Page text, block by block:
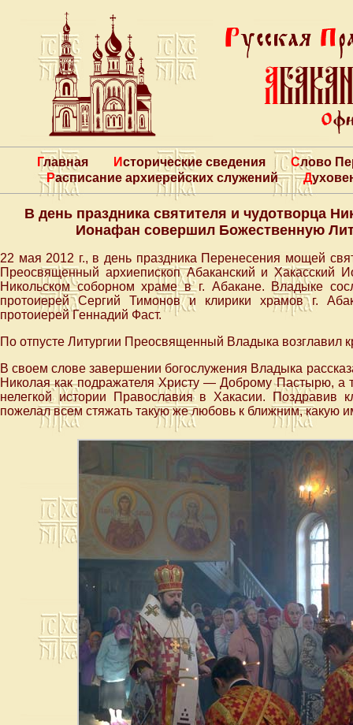
Главная Исторические сведения
Слово
Расписание архиерейских служений
В день праздника святителя и чудотворца
Ионафан совершил Божественную
22 мая 2012 г., в день праздника Перенесения мощей
Преосвященный архиепископ Абаканский и Хакасский
Никольском соборном храме в г. Абакане. Владыке
протоиерей Сергий Тимонов и клирики храмов г.
протоиерей Геннадий Фаст.
По отпусте Литургии Преосвященный Владыка возглавил
В своем слове завершении богослужения Владыка
Николая как подражателя Христу — Доброму Пастырю, а
нелегкой истории Православия в Хакасии. Поздравив
пожелал всем стяжать такую же любовь к ближним, какую